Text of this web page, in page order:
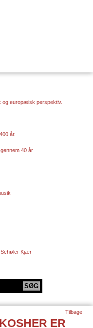
og europæisk perspektiv.
år.
40 år
Schøler Kjær
ER
Tilbage